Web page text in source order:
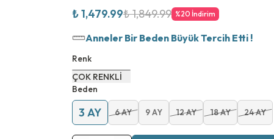
₺ 1,479.99₺ 1,849.99 %20 İndirim
Anneler Bir Beden Büyük Tercih Etti !
Renk
ÇOK RENKLİ
Beden
3 AY 6 AY 9 AY 12 AY 18 AY 24 AY